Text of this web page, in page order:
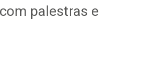
palestras e